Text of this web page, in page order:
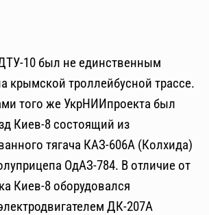
10 был не единственным
крымской троллейбусной трассе.
того же УкрНИИпроекта был
Киев-8 состоящий из
тягача КАЗ-606А (Колхида)
ОдАЗ-784. В отличие от
Киев-8 оборудовался
ДК-207А